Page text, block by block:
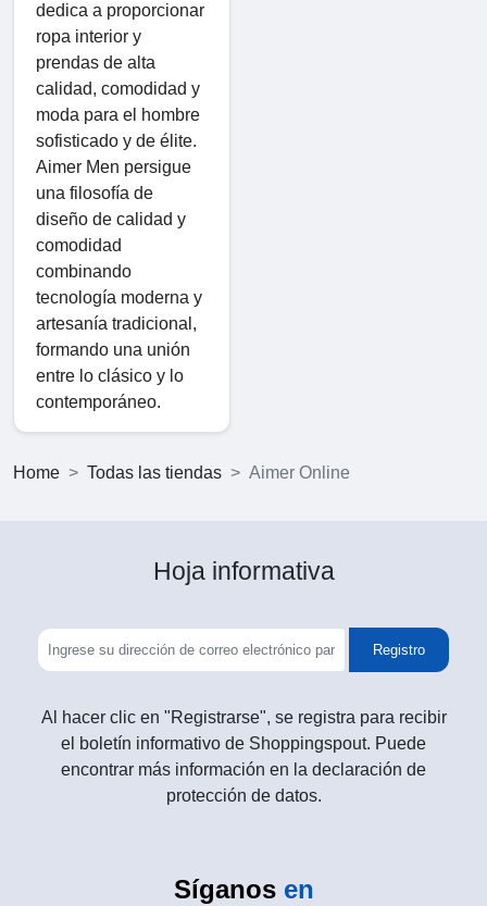
dedica a proporcionar
ropa interior y
prendas de alta
calidad, comodidad y
moda para el hombre
sofisticado y de élite.
Aimer Men persigue
una filosofía de
diseño de calidad y
comodidad
combinando
tecnología moderna y
artesanía tradicional,
formando una unión
entre lo clásico y lo
contemporáneo.
Home Todas las tiendas Aimer Online
Hoja informativa
Registro
Al hacer clic en "Registrarse", se registra para recibir
el boletín informativo de Shoppingspout. Puede
encontrar más información en la declaración de
protección de datos.
Síganos en